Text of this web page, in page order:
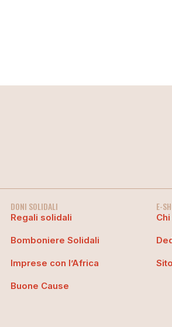
DONI SOLIDALI
Regali solidali
Bomboniere Solidali
Imprese con l’Africa
Buone Cause
E-